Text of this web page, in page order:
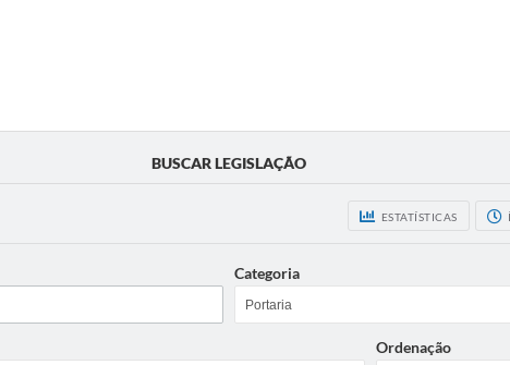
BUSCAR LEGISLAÇÃO
ESTATÍSTICAS
Categoria
Ordenação